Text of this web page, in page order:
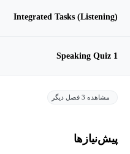
Integrated Tasks (Listening)
Speaking Quiz 1
مشاهده 3 فصل دیگر
پیش‌نیاز‌ها